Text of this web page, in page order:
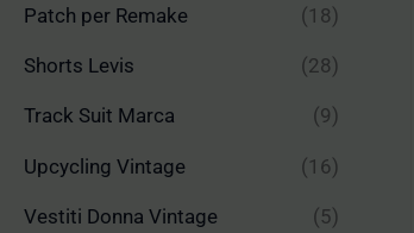
Patch per Remake (18)
Shorts Levis (28)
Track Suit Marca (9)
Upcycling Vintage (16)
Vestiti Donna Vintage (5)